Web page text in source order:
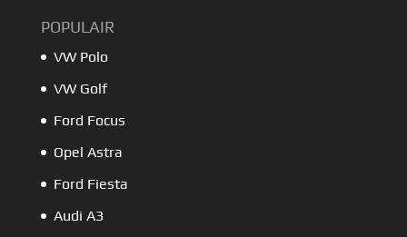
POPULAIR
VW Polo
VW Golf
Ford Focus
Opel Astra
Ford Fiesta
Audi A3